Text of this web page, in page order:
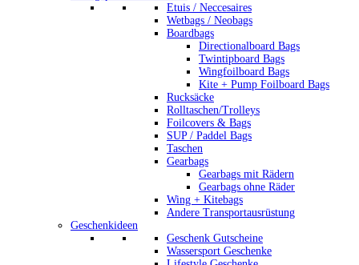
Etuis / Neccesaires
Wetbags / Neobags
Boardbags
Directionalboard Bags
Twintipboard Bags
Wingfoilboard Bags
Kite + Pump Foilboard Bags
Rucksäcke
Rolltaschen/Trolleys
Foilcovers & Bags
SUP / Paddel Bags
Taschen
Gearbags
Gearbags mit Rädern
Gearbags ohne Räder
Wing + Kitebags
Andere Transportausrüstung
Geschenkideen
Geschenk Gutscheine
Wassersport Geschenke